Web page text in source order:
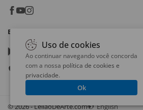
Baixe o App
Google play
App store
© 2026 - LeilaoDeArte.com English
Uso de cookies
Ao continuar navegando você concorda
com a nossa política de cookies e
privacidade.
Ok